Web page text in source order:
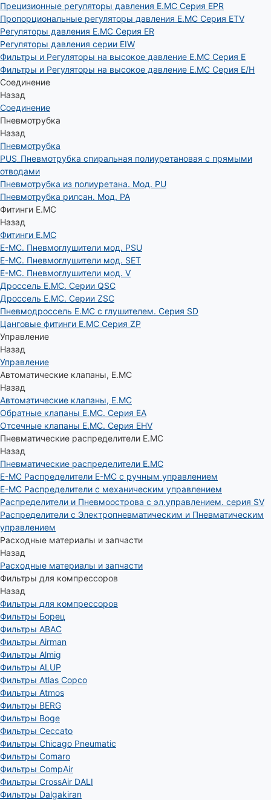
Прецизионные регуляторы давления E.MC Серия EPR
Пропорциональные регуляторы давления E.MC Серия ETV
Регуляторы давления E.MC Серия ER
Регуляторы давления серии EIW
Фильтры и Регуляторы на высокое давление E.MC Серия E
Фильтры и Регуляторы на высокое давление E.MC Серия E/H
Соединение
Назад
Соединение
Пневмотрубка
Назад
Пневмотрубка
PUS_Пневмотрубка спиральная полиуретановая с прямыми
отводами
Пневмотрубка из полиуретана. Мод. РU
Пневмотрубка рилсан. Мод. PA
Фитинги E.MC
Назад
Фитинги E.MC
E-MC. Пневмоглушители мод. PSU
E-MC. Пневмоглушители мод. SET
E-MC. Пневмоглушители мод. V
Дроссель E.MC. Серии QSC
Дроссель E.MC. Серии ZSC
Пневмодроссель E.MC с глушителем. Серия SD
Цанговые фитинги E.MC Серия ZP
Управление
Назад
Управление
Автоматические клапаны, Е.МС
Назад
Автоматические клапаны, Е.МС
Обратные клапаны E.MC. Серия EA
Отсечные клапаны E.MC. Серия EHV
Пневматические распределители E.MC
Назад
Пневматические распределители E.MC
E-MC Распределители E-MC с ручным управлением
E-MC Распределители с механическим управлением
Распределители и Пневмоострова с эл.управлением. серия SV
Распределители с Электропневматическим и Пневматическим
управлением
Расходные материалы и запчасти
Назад
Расходные материалы и запчасти
Фильтры для компрессоров
Назад
Фильтры для компрессоров
Фильтры Борец
Фильтры ABAC
Фильтры Airman
Фильтры Almig
Фильтры ALUP
Фильтры Atlas Copco
Фильтры Atmos
Фильтры BERG
Фильтры Boge
Фильтры Ceccato
Фильтры Chicago Pneumatic
Фильтры Comaro
Фильтры CompAir
Фильтры CrossAir DALI
Фильтры Dalgakiran